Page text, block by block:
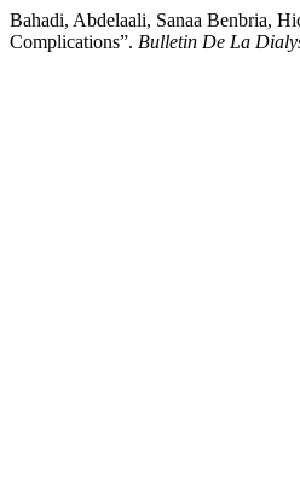
Bahadi, Abdelaali, Sanaa Benbria,
Complications”. Bulletin De La